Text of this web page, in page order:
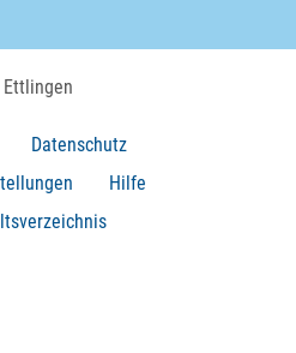
Datenschutz
Hilfe